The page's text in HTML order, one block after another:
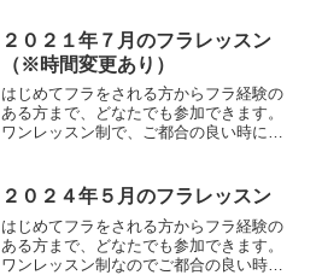
中級）があります。参加費は...
２０２１年７月のフラレッスン
（※時間変更あり）
はじめてフラをされる方からフラ経験の
ある方まで、どなたでも参加できます。
ワンレッスン制で、ご都合の良い時に参
内容はいずれも、はじめてクラス（初心
者～初級）参加費は１レッ...
２０２４年５月のフラレッスン
はじめてフラをされる方からフラ経験の
ある方まで、どなたでも参加できます。
ワンレッスン制なのでご都合の良い時